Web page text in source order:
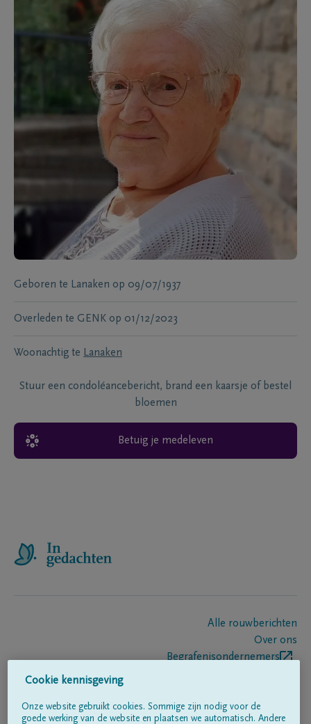
Geboren te Lanaken op 09/07/1937
Overleden te GENK op 01/12/2023
Woonachtig te Lanaken
Stuur een condoléancebericht, brand een kaarsje of bestel
bloemen
Betuig je medeleven
Alle rouwberichten
Over ons
Begrafenisondernemers
Cookie kennisgeving
Onze website gebruikt cookies. Sommige zijn nodig voor de
goede werking van de website en plaatsen we automatisch. Andere